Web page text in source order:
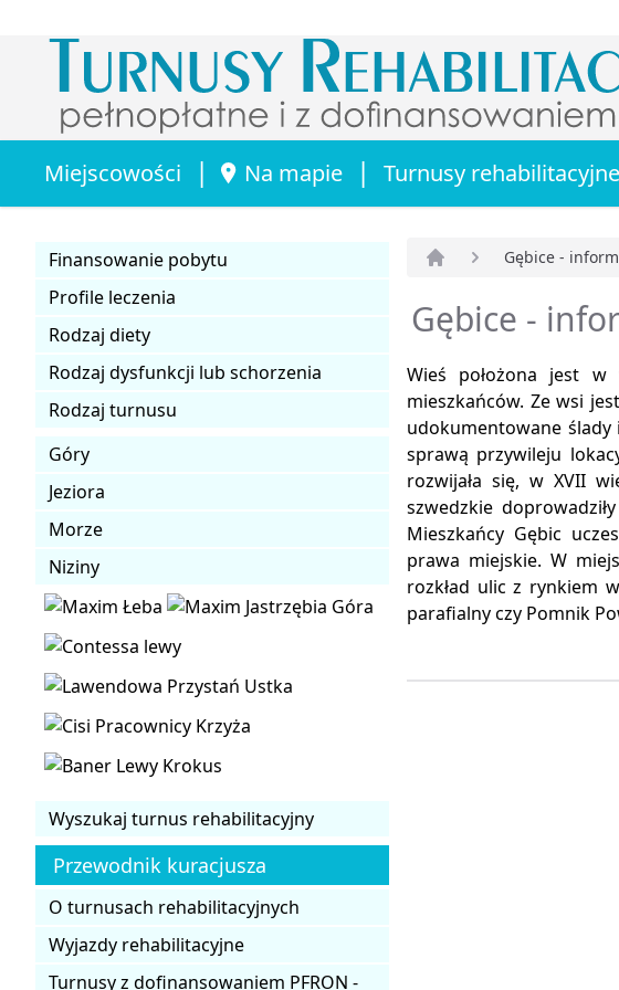
Miejscowości | Na mapie | Turnusy
Finansowanie pobytu
Profile leczenia
Rodzaj diety
Rodzaj dysfunkcji lub schorzenia
Rodzaj turnusu
Góry
Jeziora
Morze
Niziny
Wyszukaj turnus rehabilitacyjny
Przewodnik kuracjusza
O turnusach rehabilitacyjnych
Wyjazdy rehabilitacyjne
Turnusy z dofinansowaniem PFRON -
Gębice -
Gębice -
Wieś położona jest w
mieszkańców. Ze wsi
udokumentowane ślady
sprawą przywileju
rozwijała się, w XVII
szwedzkie
Mieszkańcy Gębic
prawa miejskie. W
rozkład ulic z rynkiem
parafialny czy Pomnik